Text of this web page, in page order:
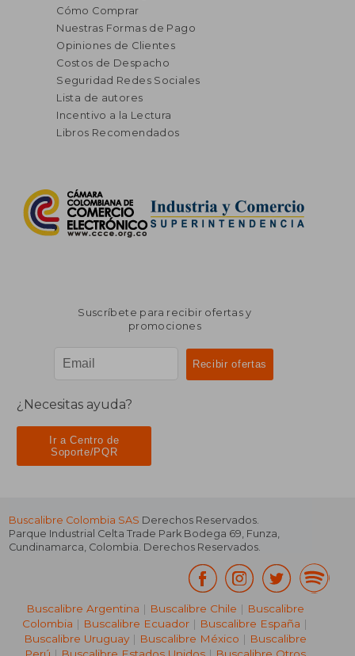
Cómo Comprar
Nuestras Formas de Pago
Opiniones de Clientes
Costos de Despacho
Seguridad Redes Sociales
Lista de autores
Incentivo a la Lectura
Libros Recomendados
Suscríbete para recibir ofertas y
promociones
¿Necesitas ayuda?
Ir a Centro de
Soporte/PQR
Buscalibre Colombia SAS Derechos Reservados.
Parque Industrial Celta Trade Park Bodega 69, Funza,
Cundinamarca, Colombia. Derechos Reservados.
Buscalibre Argentina | Buscalibre Chile | Buscalibre
Colombia | Buscalibre Ecuador | Buscalibre España |
Buscalibre Uruguay| Buscalibre México | Buscalibre